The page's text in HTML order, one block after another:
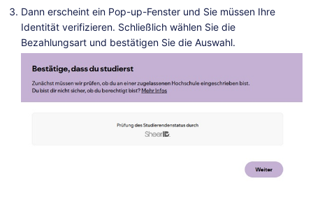
Dann erscheint ein Pop-up-Fenster und Sie müssen Ihre
Identität verifizieren. Schließlich wählen Sie die
Bezahlungsart und bestätigen Sie die Auswahl.